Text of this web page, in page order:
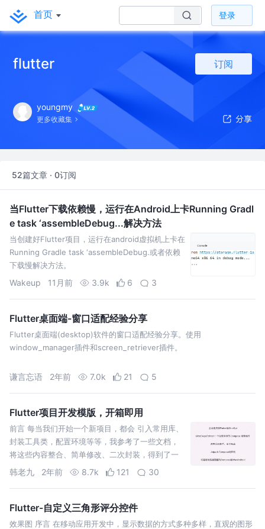
首页 登录
flutter 订阅
youngmy
更多收藏集
52篇文章 · 0订阅
当Flutter下载依赖慢，运行在Android上卡Running Gradl
e task ‘assembleDebug...解决方法
当创建好Flutter项目，运行在android虚拟机上卡在
Running Gradle task ‘assembleDebug.或者依赖
下载慢解决方法。
Wakeup 11月前 3.9k 6 3
Flutter桌面端-窗口适配经验分享
Flutter桌面端(desktop)软件的窗口适配经验分享。使用
window_manager插件和screen_retriever插件。
谦言忘语 2年前 7.0k 21 5
Flutter项目开发模版，开箱即用
前言 每当我们开始一个新项目，都会 引入常用库、
封装工具类，配置环境等等，我参考了一些文档，
将这些内容整合、简单修改、二次封装，得到了一
个开箱即用的Flutter开发模版，即使看不懂封装的
韩老九 2年前 8.7k 121 30
Flutter-自定义三角形评分控件
效果图 序言 在移动应用开发中，显示数据的方式多种多样，直观的图形